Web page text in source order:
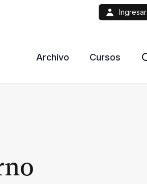
Ingresar
Archivo Cursos